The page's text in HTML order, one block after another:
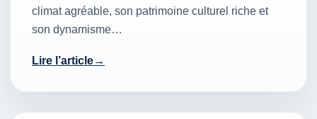
climat agréable, son patrimoine culturel riche et
son dynamisme…
Lire l’article